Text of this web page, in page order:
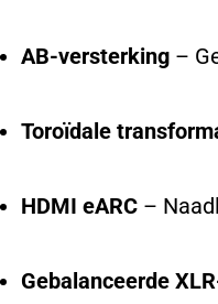
AB-versterking –
Toroïdale
HDMI eARC –
Gebalanceerde